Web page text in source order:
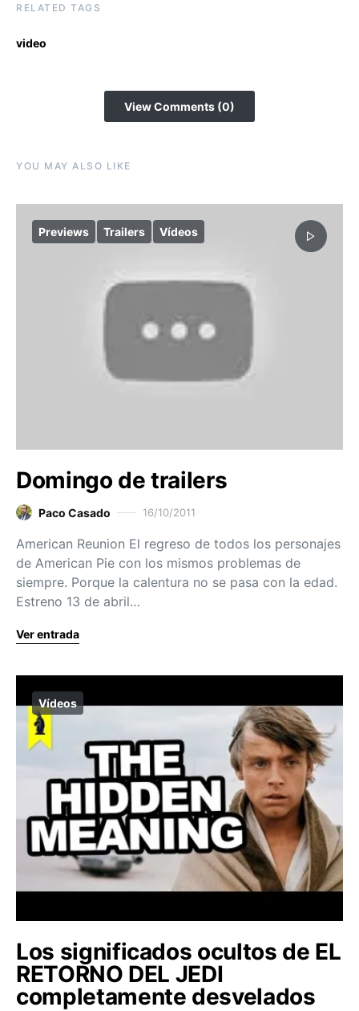
RELATED TAGS
video
View Comments (0)
YOU MAY ALSO LIKE
Previews Trailers Vídeos
Domingo de trailers
Paco Casado 16/10/2011
American Reunion El regreso de todos los personajes
de American Pie con los mismos problemas de
siempre. Porque la calentura no se pasa con la edad.
Estreno 13 de abril…
Ver entrada
Vídeos
Los significados ocultos de EL
RETORNO DEL JEDI
completamente desvelados